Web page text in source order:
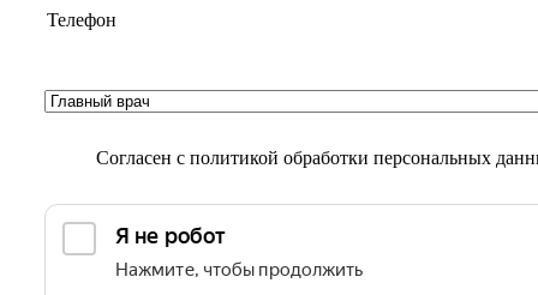
Согласен с политикой обработки персональных